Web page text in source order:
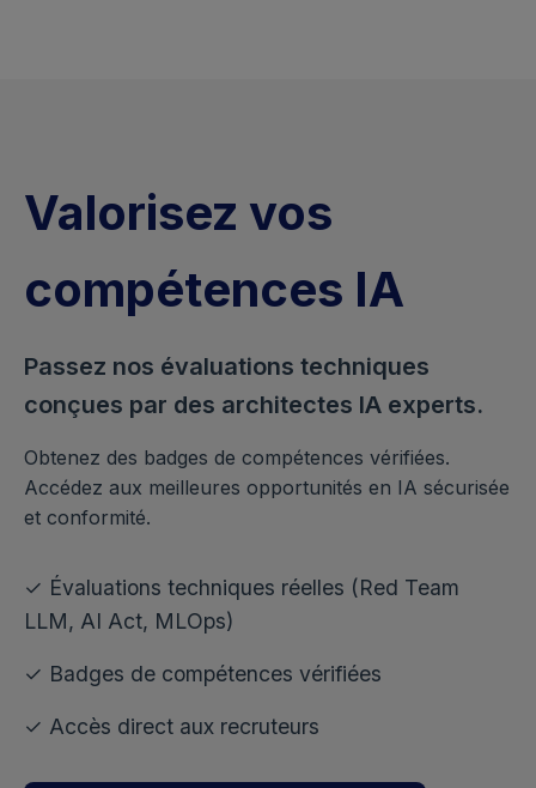
Valorisez vos
compétences IA
Passez nos évaluations techniques
conçues par des architectes IA experts.
Obtenez des badges de compétences vérifiées.
Accédez aux meilleures opportunités en IA sécurisée
et conformité.
✓ Évaluations techniques réelles (Red Team
LLM, AI Act, MLOps)
✓ Badges de compétences vérifiées
✓ Accès direct aux recruteurs